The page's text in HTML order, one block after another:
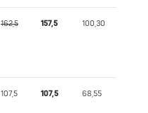
162,5 157,5 100,30
107,5 107,5 68,55